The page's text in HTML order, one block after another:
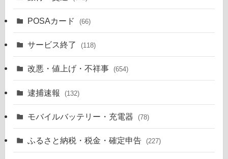
POSAカード (66)
サービス終了 (118)
改悪・値上げ・不祥事 (654)
逮捕速報 (132)
モバイルバッテリー・充電器 (78)
ふるさと納税・税金・確定申告 (227)